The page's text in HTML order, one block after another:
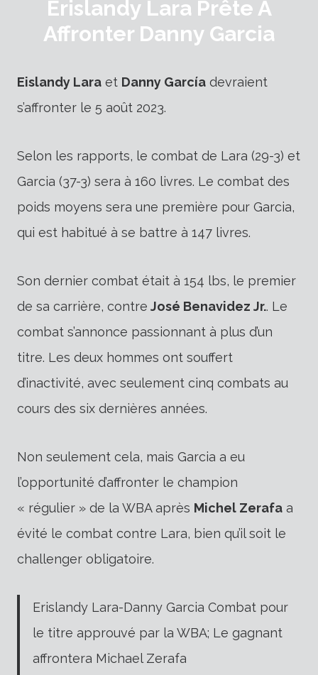
Erislandy Lara Prête À
Affronter Danny Garcia
Eislandy Lara et Danny García devraient
s’affronter le 5 août 2023.
Selon les rapports, le combat de Lara (29-3) et
Garcia (37-3) sera à 160 livres. Le combat des
poids moyens sera une première pour Garcia,
qui est habitué à se battre à 147 livres.
Son dernier combat était à 154 lbs, le premier
de sa carrière, contre José Benavidez Jr.. Le
combat s’annonce passionnant à plus d’un
titre. Les deux hommes ont souffert
d’inactivité, avec seulement cinq combats au
cours des six dernières années.
Non seulement cela, mais Garcia a eu
l’opportunité d’affronter le champion
« régulier » de la WBA après Michel Zerafa a
évité le combat contre Lara, bien qu’il soit le
challenger obligatoire.
Erislandy Lara-Danny Garcia Combat pour
le titre approuvé par la WBA; Le gagnant
affrontera Michael Zerafa